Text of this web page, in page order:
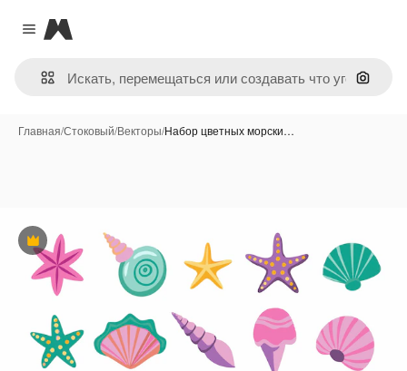
Close menu
Magnific
Поиск
Главная/Стоковый/Векторы/Набор цветных морски…
Премиум